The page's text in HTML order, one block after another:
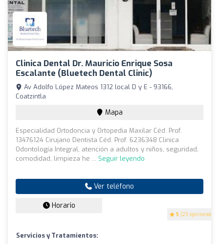
Clinica Dental Dr. Mauricio Enrique Sosa
Escalante (Bluetech Dental Clinic)
5 (23 opiniones)
Av Adolfo López Mateos 1312 local D y E - 93166,
Coatzintla
Mapa
Especialidad Ortodoncia y Ortopedia Maxilar Céd. Prof.
13476124 Cirujano Dentista Céd. Prof. 6236348 Clinica
Odontología Integral, atención a adultos y niños, seguridad,
comodidad, limpieza he ... Seguir leyendo
Ver teléfono
Horario
Servicios y Tratamientos: